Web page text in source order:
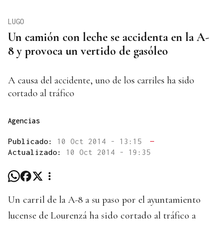
Un camión con leche se accidenta en la A-
8 y provoca un vertido de gasóleo
LUGO
A causa del accidente, uno de los carriles ha sido
cortado al tráfico
Agencias
Publicado: 10 Oct 2014 - 13:15
—
Actualizado: 10 Oct 2014 - 19:35
Un carril de la A-8 a su paso por el ayuntamiento
lucense de Lourenzá ha sido cortado al tráfico a